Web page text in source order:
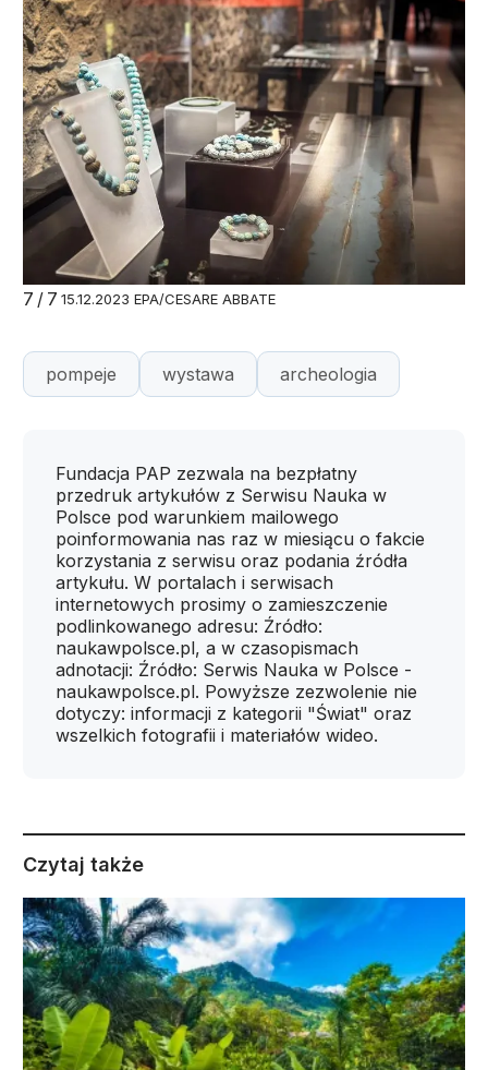
7/7 15.12.2023 EPA/CESARE ABBATE
pompeje wystawa archeologia
Fundacja PAP zezwala na bezpłatny
przedruk artykułów z Serwisu Nauka w
Polsce pod warunkiem mailowego
poinformowania nas raz w miesiącu o fakcie
korzystania z serwisu oraz podania źródła
artykułu. W portalach i serwisach
internetowych prosimy o zamieszczenie
podlinkowanego adresu: Źródło:
naukawpolsce.pl, a w czasopismach
adnotacji: Źródło: Serwis Nauka w Polsce -
naukawpolsce.pl. Powyższe zezwolenie nie
dotyczy: informacji z kategorii "Świat" oraz
wszelkich fotografii i materiałów wideo.
Czytaj także